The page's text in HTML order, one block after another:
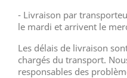
- Livraison par
le mardi et arrivent le
Les délais de livraison
chargés du transport.
responsables des